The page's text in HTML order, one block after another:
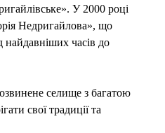
У 2000 році
Недригайлова», що
найдавніших часів до
селище з багатою
свої традиції та